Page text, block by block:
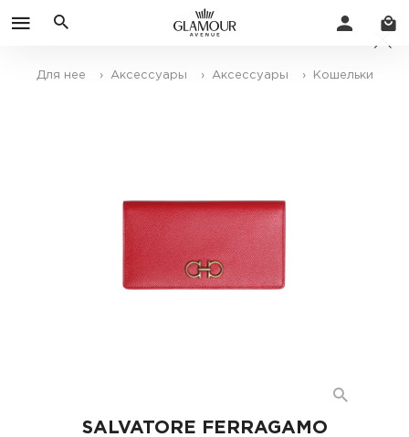
Для нее › Аксессуары › Аксессуары › Кошельки
SALVATORE FERRAGAMO